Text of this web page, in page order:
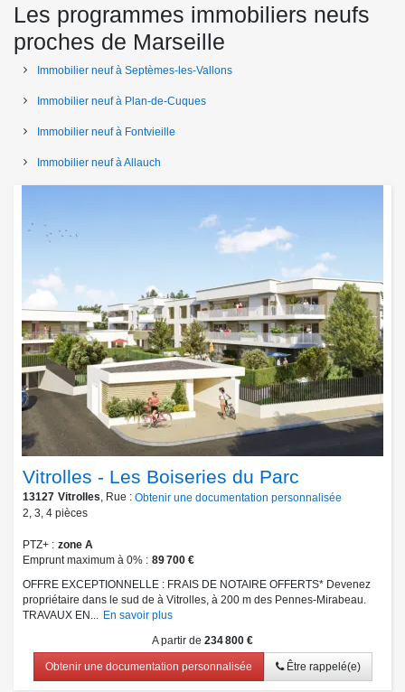
Les programmes immobiliers neufs
proches de Marseille
Immobilier neuf à Septèmes-les-Vallons
Immobilier neuf à Plan-de-Cuques
Immobilier neuf à Fontvieille
Immobilier neuf à Allauch
Vitrolles - Les Boiseries du Parc
13127 Vitrolles, Rue : Obtenir une documentation personnalisée
2, 3, 4 pièces
PTZ+
zone A
Emprunt maximum à 0%
89 700 €
OFFRE EXCEPTIONNELLE : FRAIS DE NOTAIRE OFFERTS* Devenez
propriétaire dans le sud de à Vitrolles, à 200 m des Pennes-Mirabeau.
TRAVAUX EN... En savoir plus
A partir de 234 800 €
Obtenir une documentation personnalisée Être rappelé(e)